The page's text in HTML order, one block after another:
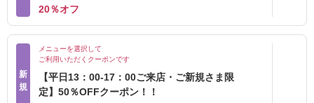
20％オフ
新
規
メニューを選択して
ご利用いただくクーポンです
【平日13：00-17：00ご来店・ご新規さま限
定】50％OFFクーポン！！